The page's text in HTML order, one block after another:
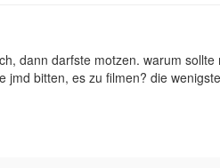
dann darfste motzen. warum sollte
jmd bitten, es zu filmen? die